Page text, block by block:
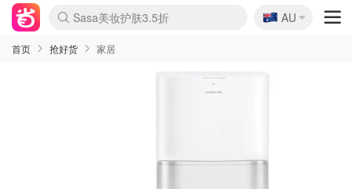
lululemon折扣上新
Sasa美妆护肤3.5折
SSENSE年中3折
FreshBeauty好价汇总
Cettire降价+叠9折
Farfetch折上8折
WWS Coles超市实拍
viagogo二手票捡漏
Myer清仓1折起
The Outnet奢牌1折起
David Jones 3折起
Flannels大牌1折
Perfumes Club护肤1折
AMIRO返校季6.2折
Oweek抽奖送Airpods
Amazon折扣汇总
eToro入金$200送$50
Amazon数码好物
ICONIC本周7.5折
ThedoubleF高奢地板价
Moose Knuckles 6折
丝芙兰5折起
EUFY官网3.7折起
Selenichast首饰2折
Trip机票酒店促销
YSL送5件彩妆礼
Amazon家居好物
BIGBANG巡演开票
David Jones时尚3折
Amazon美妆护肤
雅漾大喷$8
过敏原检测盒$33
伊索独家赠50ml沐浴露
科颜氏清仓3折
SEALIFE海洋馆门票6折
丝塔芙大白罐$16
订阅Newsletter送香薰
Cult Beauty 6.8折
Harrods圣诞日历2.3折
LN-CC奢牌私促3折
d'Alba空姐喷雾$16
EVE LOM套装逆天2折
Bernardelli独家4折
Adore Beauty 6折起
CT圣诞日历
Mytheresa奢品2.7折
Luxury Escapes 9折
Currentbody美容仪9折
MOON Garden Live
ALLSAINTS美衣3折
Roborock扫地机3.7折
Tingo Life水杯$24
Valentino官网5折
CR洗发护发6.3折
🇦🇺
AU
首页 抢好货 家居